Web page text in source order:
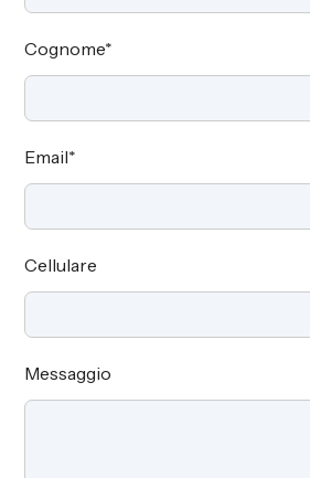
Cognome*
Email*
Cellulare
Messaggio